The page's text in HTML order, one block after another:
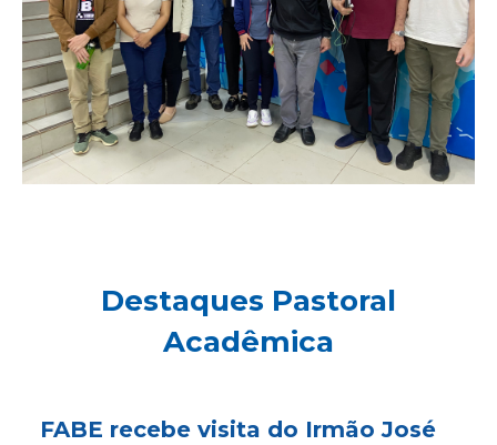
Destaques Pastoral
Acadêmica
FABE recebe visita do Irmão José